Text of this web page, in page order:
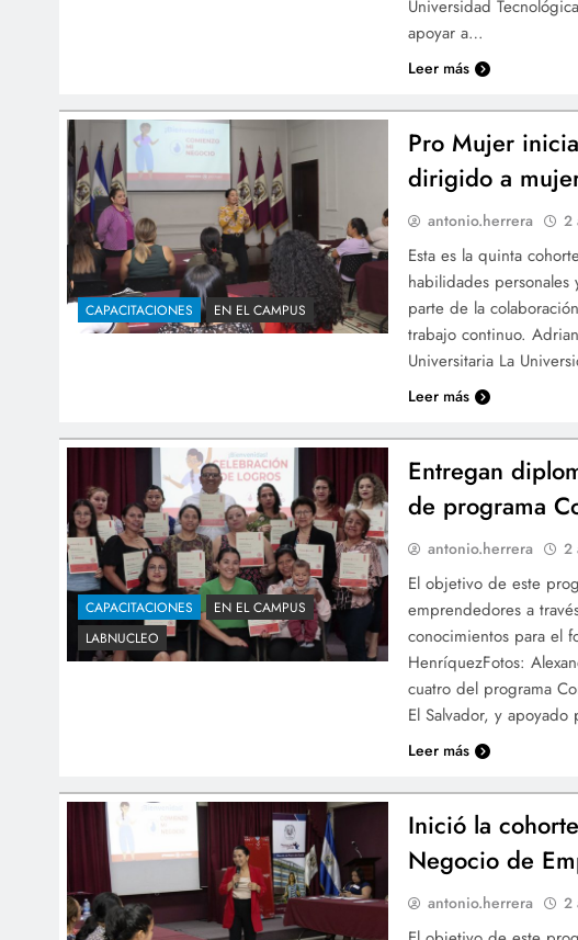
Universidad
apoyar a…
Leer más
CAPACITACIONES EN EL CAMPUS
Pro Mujer
dirigido a
antonio.herrera 2
Esta es la quinta
habilidades
parte de la
trabajo continuo.
Universitaria La
Leer más
CAPACITACIONES
EN EL CAMPUS
LABNUCLEO
Entregan
de programa
antonio.herrera 2
El objetivo de este
emprendedores a
conocimientos para el
HenríquezFotos:
cuatro del programa
El Salvador, y
Leer más
Inició la
Negocio de
antonio.herrera 2